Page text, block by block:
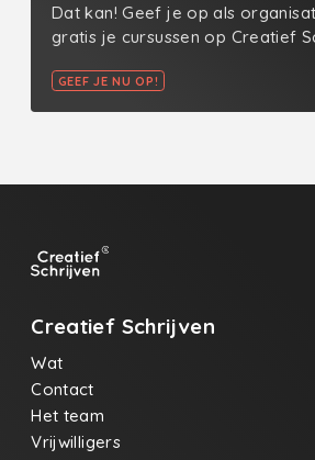
Dat kan! Geef je op als
gratis je cursussen op Creatief
GEEF JE NU OP!
Creatief Schrijven
Wat
Contact
Het team
Vrijwilligers